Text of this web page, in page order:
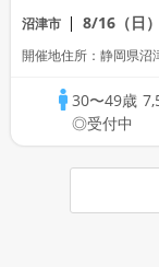
活パーティー
沼津市 8/16（日）
開催地住所：静岡県
30〜49歳
◎受付中